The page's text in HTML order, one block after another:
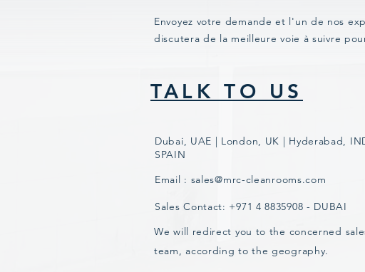
Envoyez votre demande et l'un de nos
discutera de la meilleure voie à suivre
TALK TO US
Dubai, UAE | London, UK | Hyderabad,
SPAIN
Email : sales@mrc-cleanrooms.com
Sales Contact: +971 4 8835908 - DUBAI
We will redirect you to the concerned
team, according to the geography.